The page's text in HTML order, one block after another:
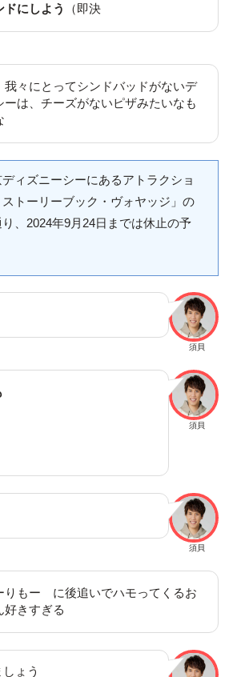
ドにしよう （即決
我々にとってシンドバッドがないデ
ーは、チーズがないピザみたいなも
ディズニーシーにあるアトラクショ
トーリーブック・ヴォヤッジ」の
、2024年9月24日までは休止の予
須貝
須貝
須貝
りもー に後追いでハモってくるお
好きすぎる
ょう